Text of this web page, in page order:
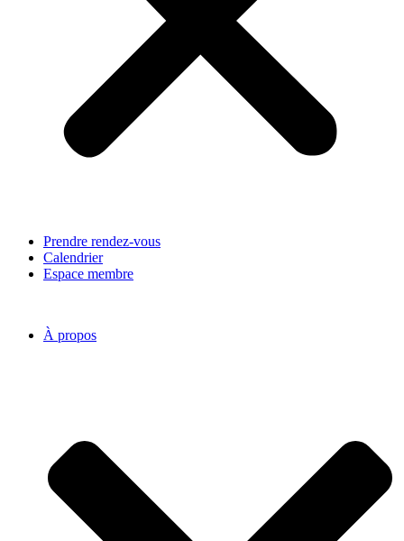
Prendre rendez-vous
Calendrier
Espace membre
À propos